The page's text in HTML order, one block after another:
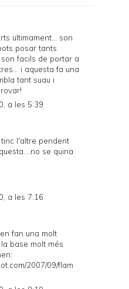
ultimament... son
posar tants
facils de portar a
i aquesta fa una
tant suau i
a les 5:39
l'altre pendent
se quina
a les 7:16
fan una molt
base molt més
2007/09/flam